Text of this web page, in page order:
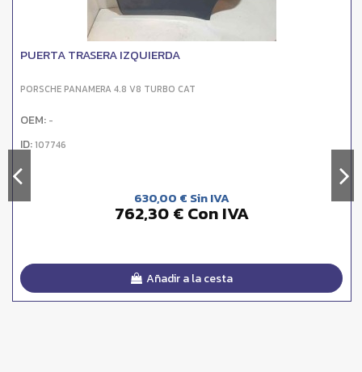
PUERTA TRASERA IZQUIERDA
PORSCHE PANAMERA 4.8 V8 TURBO CAT
OEM: -
ID:107746
630,00 € Sin IVA
762,30 € Con IVA
Añadir a la cesta